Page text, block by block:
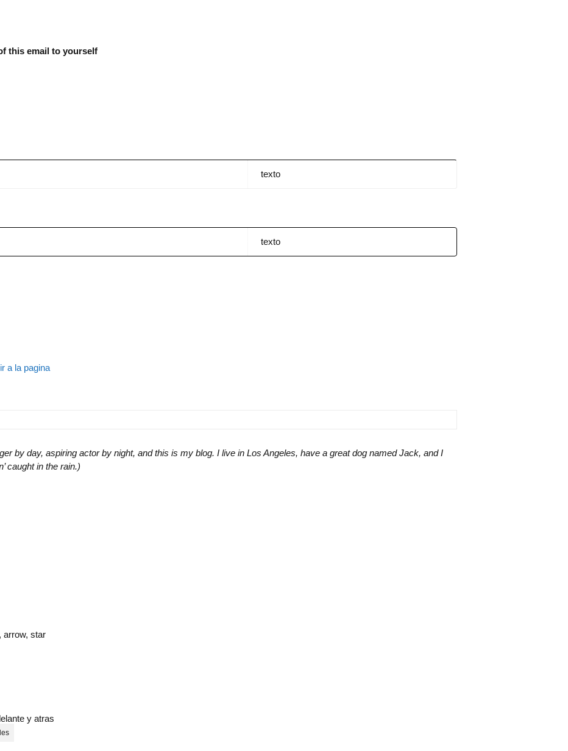
this email to yourself
texto
texto
ir a la pagina
by day, aspiring actor by night, and this is my blog. I live in Los Angeles, have a great dog named Jack, and I
caught in the rain.)
arrow, star
y atras